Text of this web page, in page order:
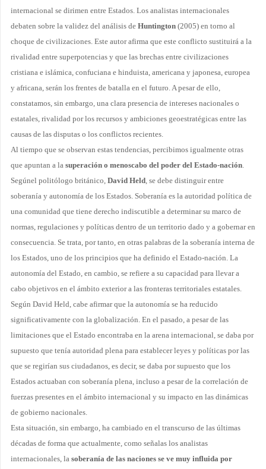
internacional se dirimen entre Estados. Los analistas internacionales
debaten sobre la validez del análisis de Huntington (2005) en torno al
choque de civilizaciones. Este autor afirma que este conflicto sustituirá a la
rivalidad entre superpotencias y que las brechas entre civilizaciones
cristiana e islámica, confuciana e hinduista, americana y japonesa, europea
y africana, serán los frentes de batalla en el futuro. A pesar de ello,
constatamos, sin embargo, una clara presencia de intereses nacionales o
estatales, rivalidad por los recursos y ambiciones geoestratégicas entre las
causas de las disputas o los conflictos recientes.
Al tiempo que se observan estas tendencias, percibimos igualmente otras
que apuntan a la superación o menoscabo del poder del Estado-nación.
Segúnel politólogo británico, David Held, se debe distinguir entre
soberanía y autonomía de los Estados. Soberanía es la autoridad política de
una comunidad que tiene derecho indiscutible a determinar su marco de
normas, regulaciones y políticas dentro de un territorio dado y a gobernar en
consecuencia. Se trata, por tanto, en otras palabras de la soberanía interna de
los Estados, uno de los principios que ha definido el Estado-nación. La
autonomía del Estado, en cambio, se refiere a su capacidad para llevar a
cabo objetivos en el ámbito exterior a las fronteras territoriales estatales.
Según David Held, cabe afirmar que la autonomía se ha reducido
significativamente con la globalización. En el pasado, a pesar de las
limitaciones que el Estado encontraba en la arena internacional, se daba por
supuesto que tenía autoridad plena para establecer leyes y políticas por las
que se regirían sus ciudadanos, es decir, se daba por supuesto que los
Estados actuaban con soberanía plena, incluso a pesar de la correlación de
fuerzas presentes en el ámbito internacional y su impacto en las dinámicas
de gobierno nacionales.
Esta situación, sin embargo, ha cambiado en el transcurso de las últimas
décadas de forma que actualmente, como señalas los analistas
internacionales, la soberanía de las naciones se ve muy influida por